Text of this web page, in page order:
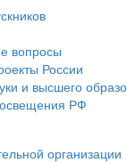
вопросы
России
и высшего
РФ
организации